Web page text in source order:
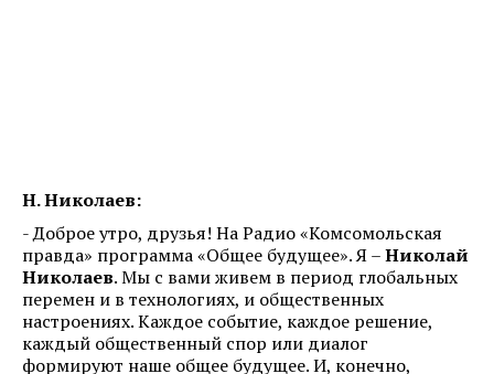
Н. Николаев:
- Доброе утро, друзья! На Радио «Комсомольская
правда» программа «Общее будущее». Я –Николай
Николаев. Мы с вами живем в период глобальных
перемен и в технологиях, и общественных
настроениях. Каждое событие, каждое решение,
каждый общественный спор или диалог
формируют наше общее будущее. И, конечно,